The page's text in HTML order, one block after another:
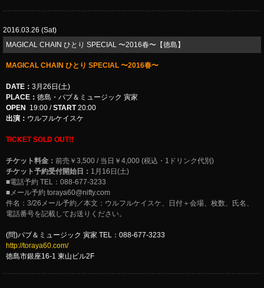
2016.03.26 (Sat)
MAGICAL CHAIN ひとり SPECIAL 〜2016春〜【徳島】
MAGICAL CHAIN ひとり SPECIAL 〜2016春〜
DATE： 3月26日(土)
PLACE： 徳島・パブ＆ミュージック 寅家
OPEN
19:00 /START20:00
出演： ウルフルケイスケ
TICKET SOLD OUT!!
チケット料金： 前売￥3,500 / 当日￥4,000 (税込・1ドリンク代別)
チケット予約受付開始日： 1月16日(土)
■電話予約 TEL：088-677-3233
■メール予約 toraya60@nifty.com
件名：3/26メール予約／本文：ウルフルケイスケ、日付＋会場、枚数、氏名、
電話番号を記載してお送りください。
(問)パブ＆ミュージック 寅家 TEL：088-677-3233
http://toraya60.com/
徳島市銀座16-1 東山ビル2F